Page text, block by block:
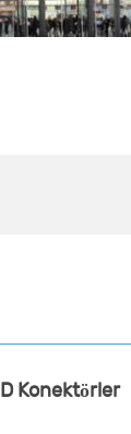
Konektörler